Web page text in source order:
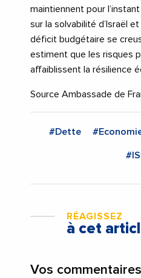
maintiennent pour
sur la solvabilité d’Israël
déficit budgétaire se
estiment que les risques
affaiblissent la résilience
Source Ambassade de
#Dette
RÉAGISSEZ
à cet
Vos commentaires